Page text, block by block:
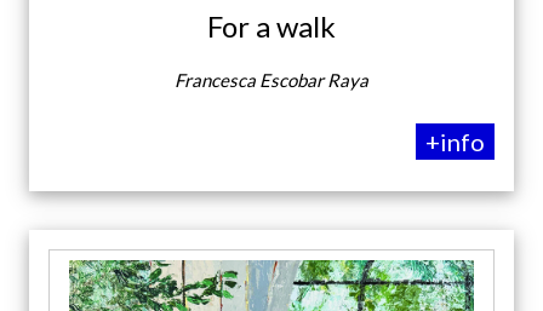
For a walk
Francesca Escobar Raya
+info